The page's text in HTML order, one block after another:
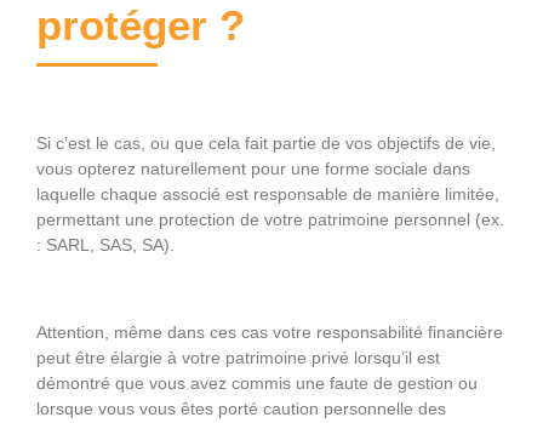
protéger ?
Si c’est le cas, ou que cela fait partie de vos objectifs de vie,
vous opterez naturellement pour une forme sociale dans
laquelle chaque associé est responsable de manière limitée,
permettant une protection de votre patrimoine personnel (ex.
: SARL, SAS, SA).
Attention, même dans ces cas votre responsabilité financière
peut être élargie à votre patrimoine privé lorsqu’il est
démontré que vous avez commis une faute de gestion ou
lorsque vous vous êtes porté caution personnelle des